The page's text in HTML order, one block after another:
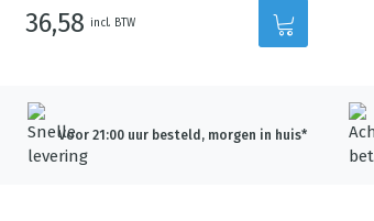
36,58 incl. BTW
Voor 21:00 uur besteld, morgen in huis*